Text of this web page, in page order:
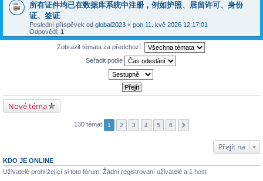
所有证件均已在数据库系统中注册，例如护照、居留许可、身份
证、签证
Poslední příspěvek od global2023 « pon 11. kvě 2026 12:17:01
Odpovědi: 1
Zobrazit témata za předchozí:
Seřadit podle
Nové téma
130 témat 1 2 3 4 5 6
Přejít na
KDO JE ONLINE
Uživatelé prohlížející si toto fórum: Žádní registrovaní uživatelé a 1 host